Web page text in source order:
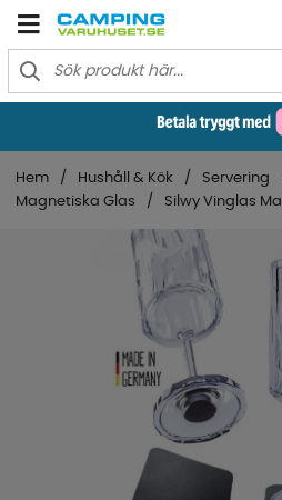
Hem Hushåll & Kök Servering
Magnetiska Glas
Silwy Vinglas